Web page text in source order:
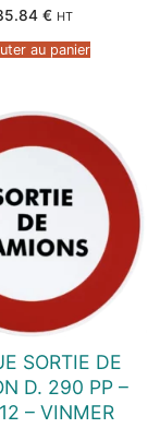
€ HT
au panier
SORTIE DE
D. 290 PP –
– VINMER